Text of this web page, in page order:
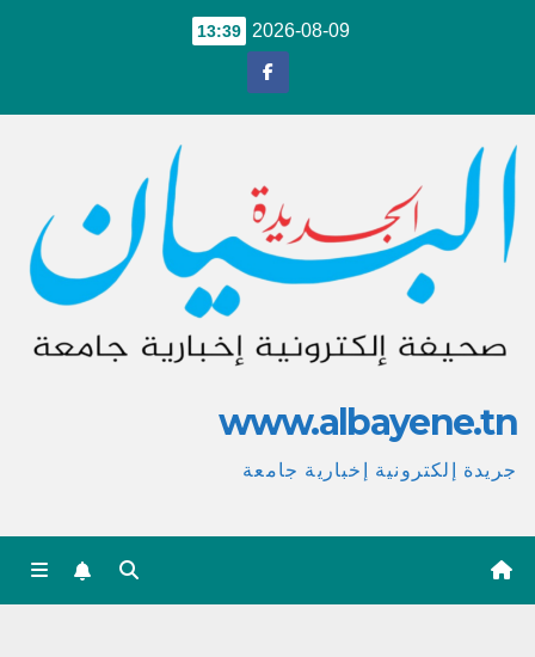
2026-08-09
13:39
www.albayene.tn
جريدة إلكترونية إخبارية جامعة